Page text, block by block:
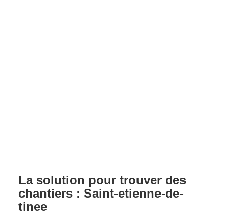
La solution pour trouver des
chantiers : Saint-etienne-de-
tinee